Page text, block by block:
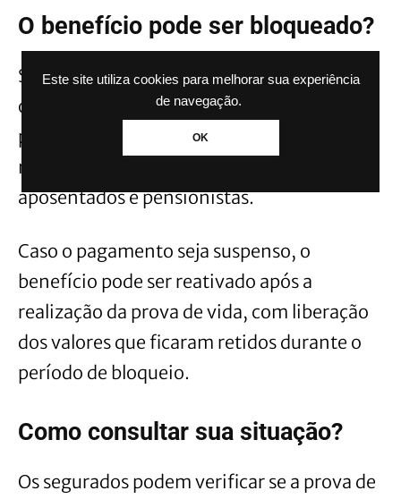
Este site utiliza cookies para melhorar sua experiência
de navegação.
OK
O benefício pode ser bloqueado?
Sim, mas apenas após a notificação oficial e
o descumprimento do prazo estabelecido
pelo INSS para regularização. O bloqueio
não ocorre automaticamente para todos os
aposentados e pensionistas.
Caso o pagamento seja suspenso, o
benefício pode ser reativado após a
realização da prova de vida, com liberação
dos valores que ficaram retidos durante o
período de bloqueio.
Como consultar sua situação?
Os segurados podem verificar se a prova de